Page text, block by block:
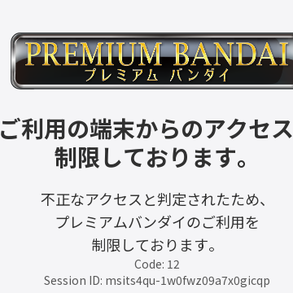
ご利用の端末からのアクセ
制限しております。
不正なアクセスと判定されたため、
プレミアムバンダイのご利用を
制限しております。
Code: 12
Session ID: msits4qu-1w0fwz09a7x0gicqp